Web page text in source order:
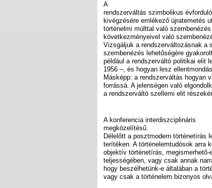
A
rendszerváltás szimbolikus
kivégzésére emlékező újratemetés
történelmi múlttal való
következményeivel való
Vizsgáljuk a rendszerváltozásnak a
szembenézés lehetőségére
például a rendszerváltó politikai elit
1956 –, és hogyan lesz
Másképp: a rendszerváltás hogyan
forrássá. A jelenségen való
a rendszerváltó szellemi elit
A konferencia interdiszciplináris
megközelítésű.
Délelőtt a posztmodern történetírás
terítéken. A történelemtudósok arra
objektív történetírás,
teljességében, vagy csak annak
hogy beszélhetünk-e általában a
vagy csak a történelem bizonyos